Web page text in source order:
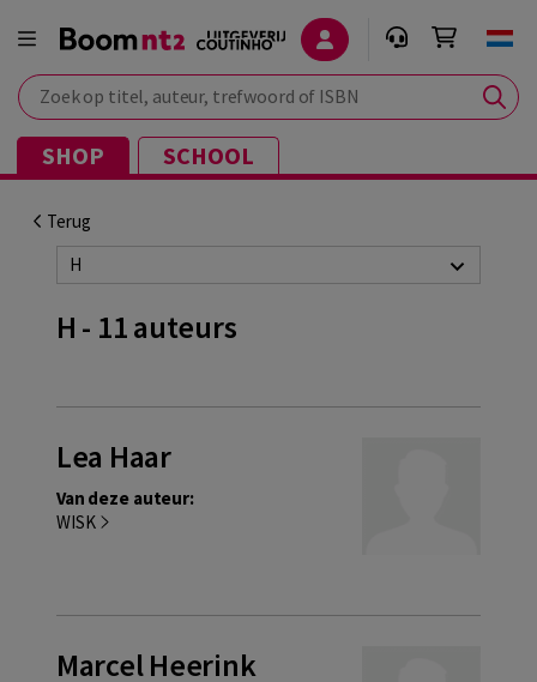
Zoek op titel, auteur, trefwoord of ISBN
SHOP SCHOOL
Terug
H
H - 11 auteurs
Lea Haar
Van deze auteur:
WISK
Marcel Heerink